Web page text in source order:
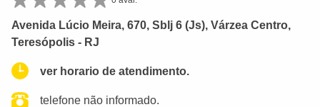
Avenida Lúcio Meira, 670, Sblj 6 (Js), Várzea Centro,
Teresópolis - RJ
ver horario de atendimento.
telefone não informado.